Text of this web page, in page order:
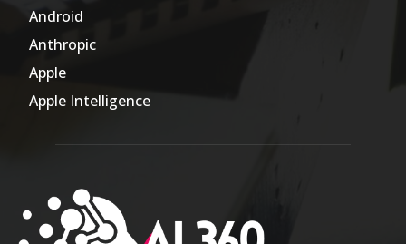
Android
Anthropic
Apple
Apple Intelligence